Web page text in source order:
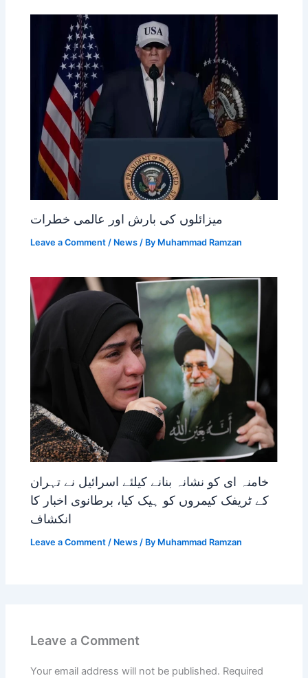
میزائلوں کی بارش اور عالمی خطرات
Leave a Comment / News / By Muhammad Ramzan
خامنہ ای کو نشانہ بنانے کیلئے اسرائیل نے تہران
کے ٹریفک کیمروں کو ہیک کیا، برطانوی اخبار کا
انکشاف
Leave a Comment / News / By Muhammad Ramzan
Leave a Comment
Your email address will not be published. Required